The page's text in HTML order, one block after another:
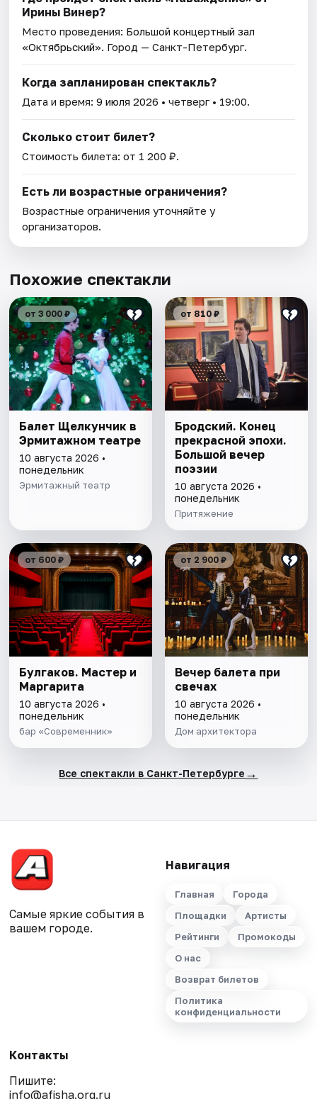
Ирины Винер?
Место проведения: Большой концертный зал
«Октябрьский». Город — Санкт-Петербург.
Когда запланирован спектакль?
Дата и время:9 июля 2026 • четверг • 19:00.
Сколько стоит билет?
Стоимость билета: от 1 200 ₽.
Есть ли возрастные ограничения?
Возрастные ограничения уточняйте у
организаторов.
Похожие спектакли
от 3 000 ₽
Балет Щелкунчик в
Эрмитажном театре
10 августа 2026 •
понедельник
Эрмитажный театр
от 810 ₽
Бродский. Конец
прекрасной эпохи.
Большой вечер
поэзии
10 августа 2026 •
понедельник
Притяжение
от 600 ₽
Булгаков. Мастер и
Маргарита
10 августа 2026 •
понедельник
бар «Современник»
от 2 900 ₽
Вечер балета при
свечах
10 августа 2026 •
понедельник
Дом архитектора
Все спектакли в Санкт-Петербурге →
Самые яркие события в
вашем городе.
Навигация
Главная
Города
Площадки
Артисты
Рейтинги
Промокоды
О нас
Возврат билетов
Политика
конфиденциальности
Контакты
Пишите:
info@afisha.org.ru